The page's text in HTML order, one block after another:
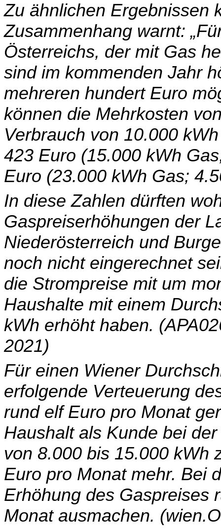
Zu ähnlichen Ergebnissen
Zusammenhang warnt:
Österreichs, der mit Gas
sind im kommenden Jahr
mehreren hundert Euro
können die Mehrkosten
Verbrauch von 10.000
423 Euro (15.000 kWh
Euro (23.000 kWh Gas;
In diese Zahlen dürften
Gaspreiserhöhungen der
Niederösterreich und
noch nicht eingerechnet
die Strompreise mit um
Haushalte mit einem
kWh erhöht haben.
2021)
Für einen Wiener
erfolgende Verteuerung
rund elf Euro pro Monat
Haushalt als Kunde bei
von 8.000 bis 15.000 kWh
Euro pro Monat mehr. Bei
Erhöhung des Gaspreises
Monat ausmachen.